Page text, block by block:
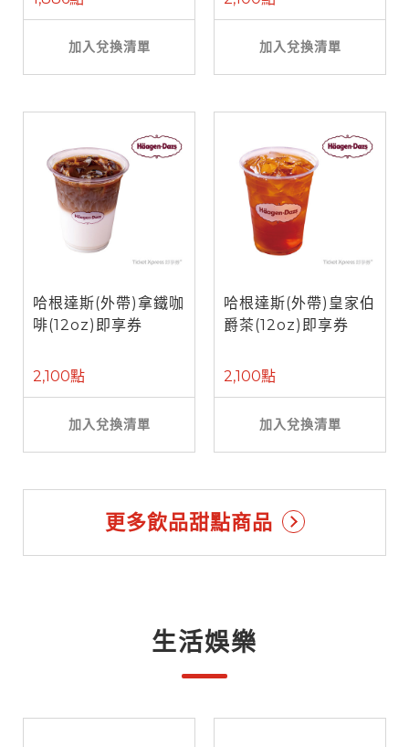
加入兌換清單 加入兌換清單
哈根達斯(外帶)拿鐵咖
啡(12oz)即享券
2,100點
加入兌換清單
哈根達斯(外帶)皇家伯
爵茶(12oz)即享券
2,100點
加入兌換清單
更多飲品甜點商品
生活娛樂